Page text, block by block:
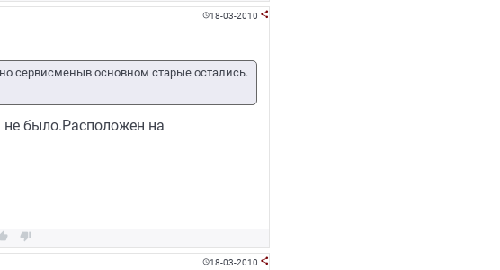
18-03-2010 
сервисменыв основном старые остались.
было.Расположен на

18-03-2010 